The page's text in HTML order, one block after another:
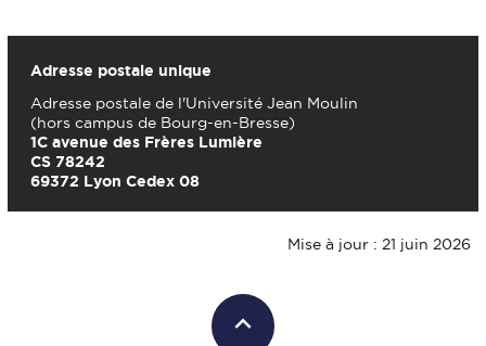
Adresse postale unique
Adresse postale de l'Université Jean Moulin
(hors campus de Bourg-en-Bresse)
1C avenue des Frères Lumière
CS 78242
69372 Lyon Cedex 08
Mise à jour : 21 juin 2026